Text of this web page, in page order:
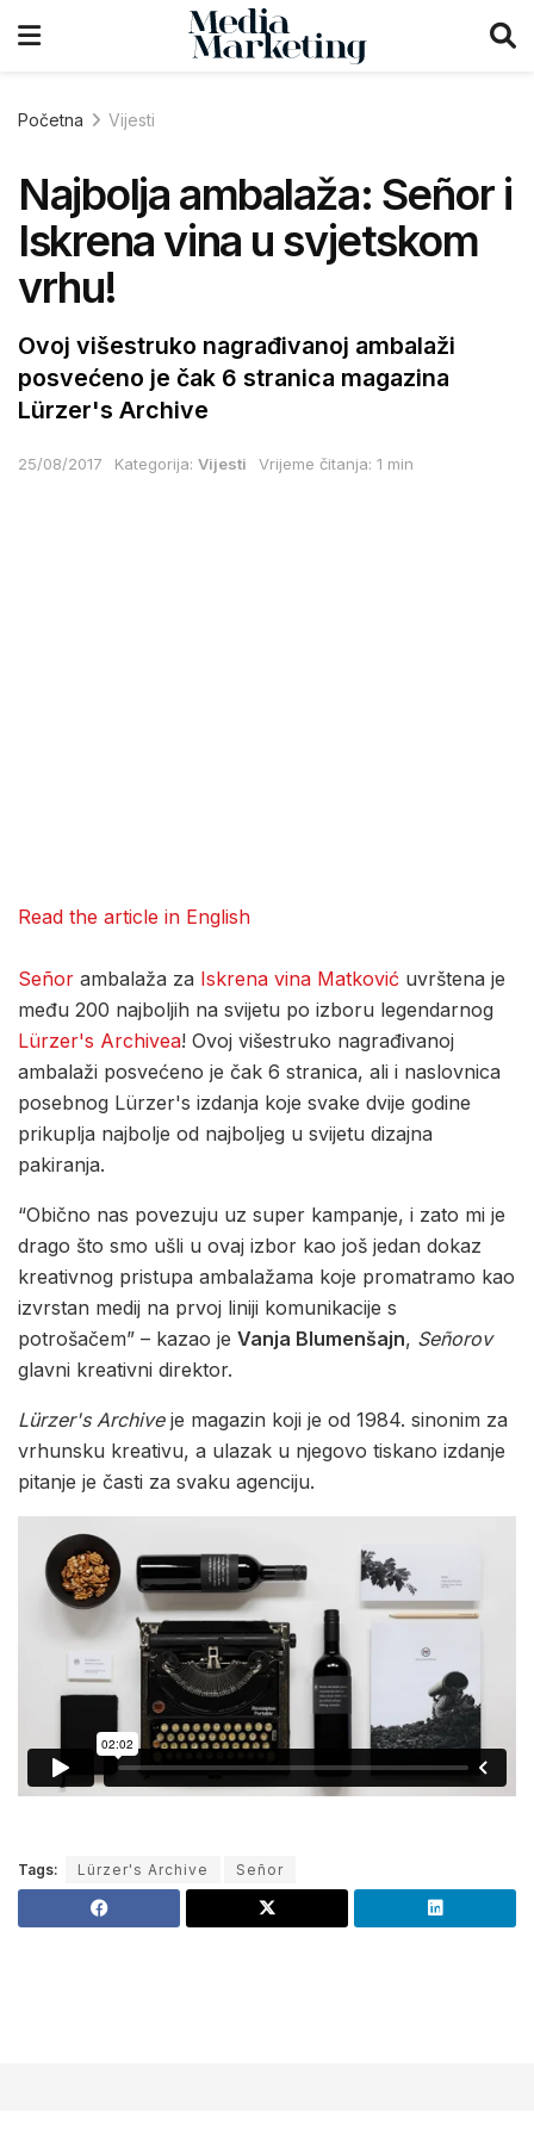
Početna Vijesti
Najbolja ambalaža: Señor i
Iskrena vina u svjetskom
vrhu!
Ovoj višestruko nagrađivanoj ambalaži
posvećeno je čak 6 stranica magazina
Lürzer's Archive
25/08/2017 Kategorija: Vijesti Vrijeme čitanja: 1 min
Read the article in English
Señor ambalaža za Iskrena vina Matković uvrštena je
među 200 najboljih na svijetu po izboru legendarnog
Lürzer's Archivea! Ovoj višestruko nagrađivanoj
ambalaži posvećeno je čak 6 stranica, ali i naslovnica
posebnog Lürzer's izdanja koje svake dvije godine
prikuplja najbolje od najboljeg u svijetu dizajna
pakiranja.
“Obično nas povezuju uz super kampanje, i zato mi je
drago što smo ušli u ovaj izbor kao još jedan dokaz
kreativnog pristupa ambalažama koje promatramo kao
izvrstan medij na prvoj liniji komunikacije s
potrošačem” – kazao je Vanja Blumenšajn, Señorov
glavni kreativni direktor.
Lürzer's Archiveje magazin koji je od 1984. sinonim za
vrhunsku kreativu, a ulazak u njegovo tiskano izdanje
pitanje je časti za svaku agenciju.
Tags: Lürzer's Archive Señor